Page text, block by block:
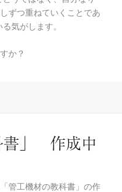
ずつ重ねていくことであ
気がします。
か？
書」 作成中
管工機材の教科書」の作